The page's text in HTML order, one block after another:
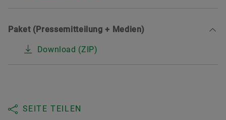
Paket (Pressemitteilung + Medien)
Download (ZIP)
SEITE TEILEN